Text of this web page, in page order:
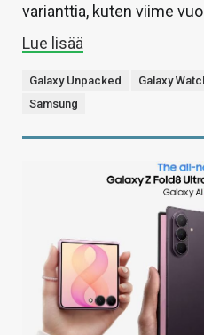
varianttia, kuten viime
Lue lisää
Galaxy Unpacked Galaxy
Samsung